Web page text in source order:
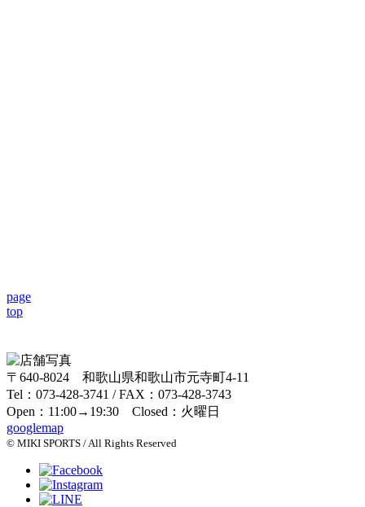
page
top
〒640-8024 和歌山県和歌山市元寺町4-11
Tel：073-428-3741 / FAX：073-428-3743
Open：11:00→19:30 Closed：火曜日
googlemap
© MIKI SPORTS / All Rights Reserved